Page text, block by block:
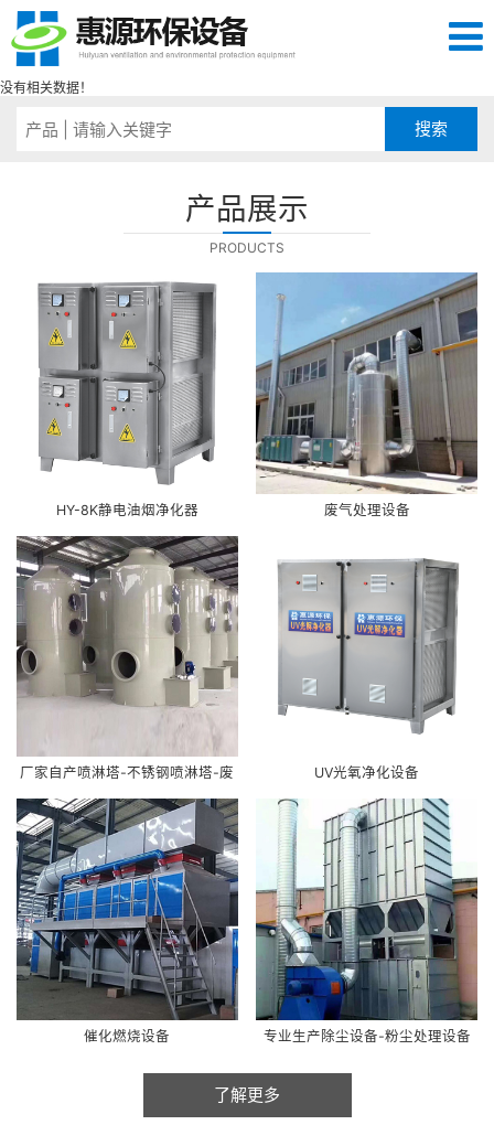
没有相关数据！
产品展示
PRODUCTS
HY-8K静电油烟净化器 废气处理设备
厂家自产喷淋塔-不锈钢喷淋塔-废
气处理工艺-PP喷淋塔
UV光氧净化设备
催化燃烧设备 专业生产除尘设备-粉尘处理设备
了解更多